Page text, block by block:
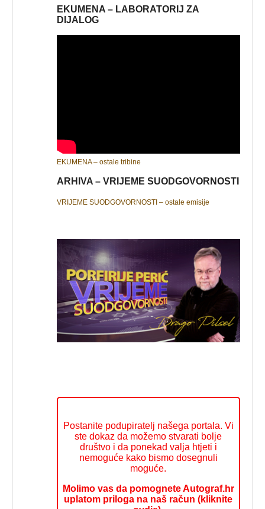
EKUMENA – LABORATORIJ ZA
DIJALOG
EKUMENA – ostale tribine
ARHIVA – VRIJEME SUODGOVORNOSTI
VRIJEME SUODGOVORNOSTI – ostale emisije
Postanite podupiratelj našega portala. Vi
ste dokaz da možemo stvarati bolje
društvo i da ponekad valja htjeti i
nemoguće kako bismo dosegnuli
moguće.
Molimo vas da pomognete Autograf.hr
uplatom priloga na naš račun (kliknite